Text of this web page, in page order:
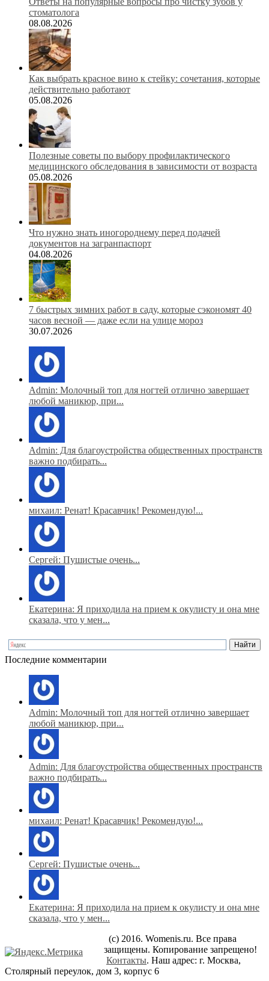
стоматолога
08.08.2026
Как выбрать красное вино к стейку: сочетания, которые
действительно работают
05.08.2026
Полезные советы по выбору профилактического
медицинского обследования в зависимости от возраста
05.08.2026
Что нужно знать иногороднему перед подачей
документов на загранпаспорт
04.08.2026
7 быстрых зимних работ в саду, которые сэкономят 40
часов весной — даже если на улице мороз
30.07.2026
Admin: Молочный топ для ногтей отлично завершает
любой маникюр, при...
Admin: Для благоустройства общественных пространств
важно подбирать...
михаил: Ренат! Красавчик! Рекомендую!...
Сергей: Пушистые очень...
Екатерина: Я приходила на прием к окулисту и она мне
сказала, что у мен...
Последние комментарии
Admin: Молочный топ для ногтей отлично завершает
любой маникюр, при...
Admin: Для благоустройства общественных пространств
важно подбирать...
михаил: Ренат! Красавчик! Рекомендую!...
Сергей: Пушистые очень...
Екатерина: Я приходила на прием к окулисту и она мне
сказала, что у мен...
(c) 2016. Womenis.ru. Все права
защищены. Копирование запрещено!
Контакты. Наш адрес: г. Москва,
Столярный переулок, дом 3, корпус 6